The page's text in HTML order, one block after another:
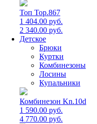
Топ Top.867
1 404.00 руб.
2 340.00 руб.
Детское
Брюки
Куртки
Комбинезоны
Лосины
Купальники
Комбинезон Kn.10d
1 590.00 руб.
4 770.00 руб.